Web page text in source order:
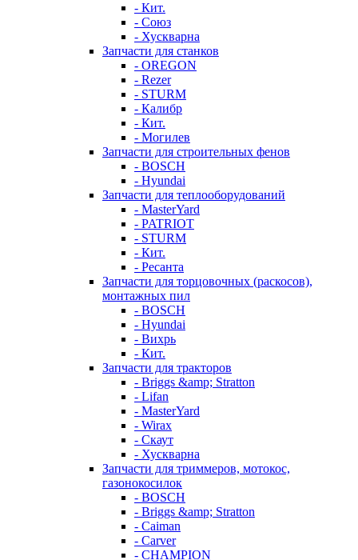
- Кит.
- Союз
- Хускварна
Запчасти для станков
- OREGON
- Rezer
- STURM
- Калибр
- Кит.
- Могилев
Запчасти для строительных фенов
- BOSCH
- Hyundai
Запчасти для теплооборудований
- MasterYard
- PATRIOT
- STURM
- Кит.
- Ресанта
Запчасти для торцовочных (раскосов),
монтажных пил
- BOSCH
- Hyundai
- Вихрь
- Кит.
Запчасти для тракторов
- Briggs &amp; Stratton
- Lifan
- MasterYard
- Wirax
- Скаут
- Хускварна
Запчасти для триммеров, мотокос,
газонокосилок
- BOSCH
- Briggs &amp; Stratton
- Caiman
- Carver
- CHAMPION